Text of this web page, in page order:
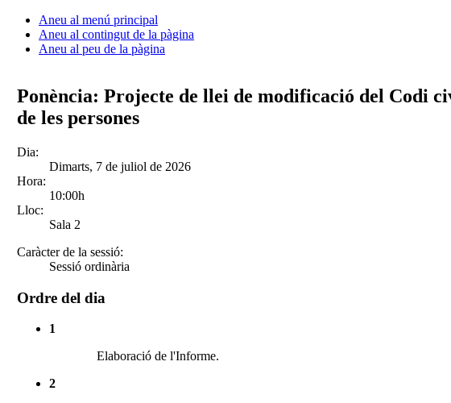
Aneu al menú principal
Aneu al contingut de la pàgina
Aneu al peu de la pàgina
Ponència: Projecte de llei de modificació del Codi
de les persones
Dia:
Dimarts, 7 de juliol de 2026
Hora:
10:00h
Lloc:
Sala 2
Caràcter de la sessió:
Sessió ordinària
Ordre del dia
1
Elaboració de l'Informe.
2